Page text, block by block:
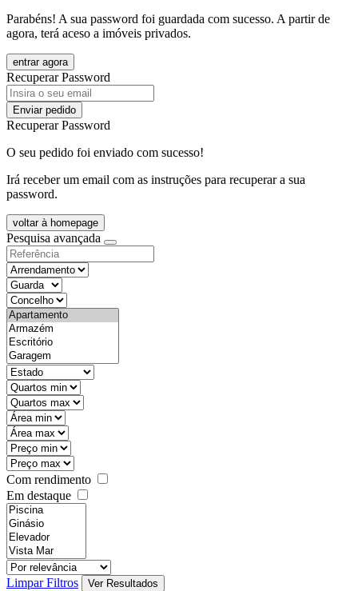
Parabéns! A sua password foi guardada com sucesso. A partir de
agora, terá aceso a imóveis privados.
entrar agora
Recuperar Password
Enviar pedido
Recuperar Password
O seu pedido foi enviado com sucesso!
Irá receber um email com as instruções para recuperar a sua
password.
voltar à homepage
Pesquisa avançada
Com rendimento
Em destaque
Limpar Filtros Ver Resultados